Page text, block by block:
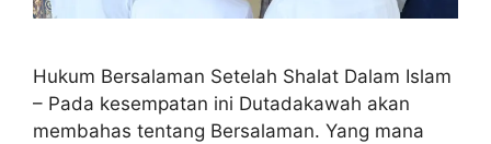
Hukum Bersalaman Setelah Shalat Dalam Islam
– Pada kesempatan ini Dutadakawah akan
membahas tentang Bersalaman. Yang mana